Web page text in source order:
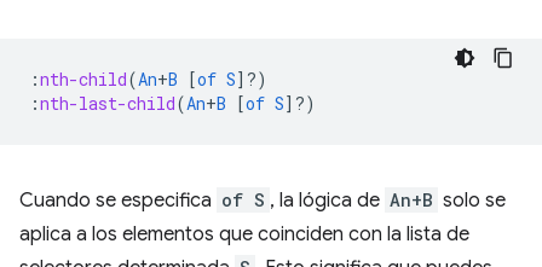
:nth-child(An+B [of S]?)
:nth-last-child(An+B [of S]?)
Cuando se especifica of S , la lógica de An+B solo se
aplica a los elementos que coinciden con la lista de